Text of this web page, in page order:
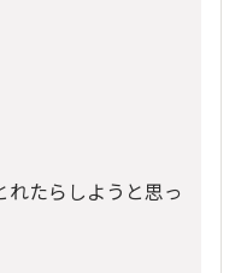
れたらしようと思っ